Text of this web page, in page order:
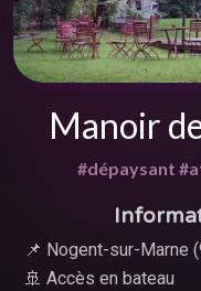
Manoir
#dépaysant
📌 Nogent-sur-Marne
🚢 Accès en bateau